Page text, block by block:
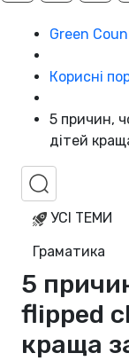
Green
Корисні
5 причин,
дітей
УСІ ТЕМИ
Граматика
5
flipped
краща